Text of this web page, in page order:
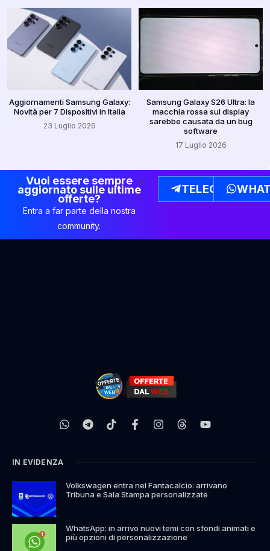
Aggiornamenti Samsung Galaxy:
Novità per 7 Dispositivi in Italia
23 Luglio 2026
Samsung Galaxy S26 Ultra: la
macchia rossa sul display
sarebbe causata da un bug
software
17 Luglio 2026
Vuoi essere sempre
aggiornato sulle ultime
offerte?
Entra a far parte della nostra
community.
TELEGRAM
IN EVIDENZA
Volkswagen entra nel Fantacalcio: arrivano
Tribuna e Sala Stampa personalizzate
WhatsApp: in arrivo nuovi temi con sfondi animati e
più opzioni di personalizzazione